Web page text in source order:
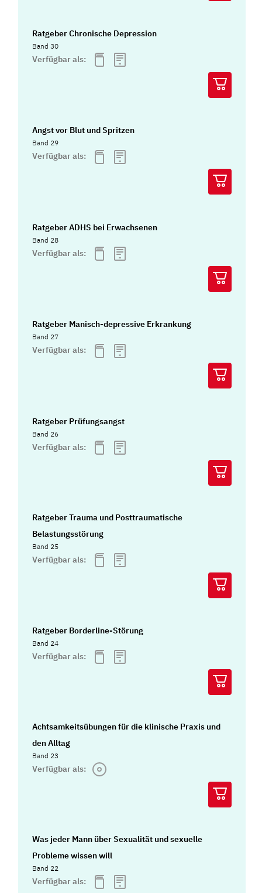
Ratgeber Chronische Depression
Band 30
Verfügbar als:
Angst vor Blut und Spritzen
Band 29
Verfügbar als:
Ratgeber ADHS bei Erwachsenen
Band 28
Verfügbar als:
Ratgeber Manisch-depressive Erkrankung
Band 27
Verfügbar als:
Ratgeber Prüfungsangst
Band 26
Verfügbar als:
Ratgeber Trauma und Posttraumatische
Belastungsstörung
Band 25
Verfügbar als:
Ratgeber Borderline-Störung
Band 24
Verfügbar als:
Achtsamkeitsübungen für die klinische Praxis und
den Alltag
Band 23
Verfügbar als:
Was jeder Mann über Sexualität und sexuelle
Probleme wissen will
Band 22
Verfügbar als: